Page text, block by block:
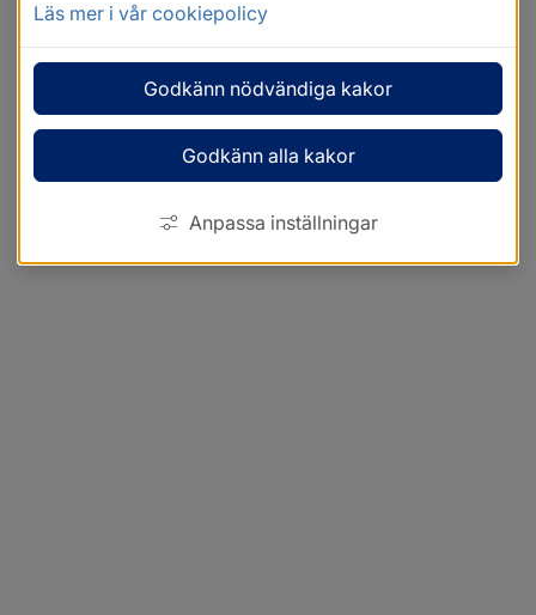
Läs mer i vår cookiepolicy
Godkänn nödvändiga kakor
Godkänn alla kakor
Anpassa inställningar